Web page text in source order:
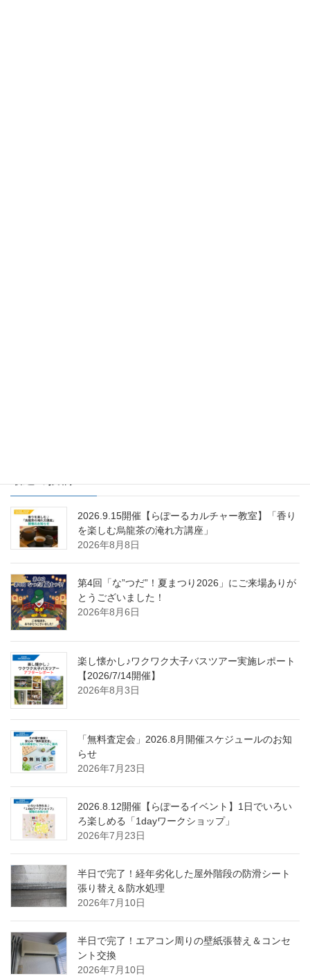
2026.9.15開催【らぽーるカルチャー教室】「香り
を楽しむ烏龍茶の淹れ方講座」
2026年8月8日
第4回「な”つだ”！夏まつり2026」にご来場ありが
とうございました！
2026年8月6日
楽し懐かし♪ワクワク大子バスツアー実施レポート
【2026/7/14開催】
2026年8月3日
「無料査定会」2026.8月開催スケジュールのお知
らせ
2026年7月23日
2026.8.12開催【らぽーるイベント】1日でいろい
ろ楽しめる「1dayワークショップ」
2026年7月23日
半日で完了！経年劣化した屋外階段の防滑シート
張り替え＆防水処理
2026年7月10日
半日で完了！エアコン周りの壁紙張替え＆コンセ
ント交換
2026年7月10日